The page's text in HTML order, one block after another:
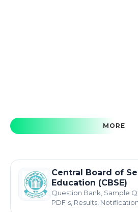
MORE
Central Board of
Education (CBSE)
Question Bank, Sample
PDF's, Results,